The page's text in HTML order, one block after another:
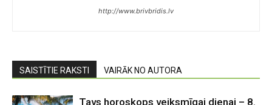
http://www.brivbridis.lv
SAISTĪTIE RAKSTI VAIRĀK NO AUTORA
Tavs horoskops veiksmīgai dienai – 8.